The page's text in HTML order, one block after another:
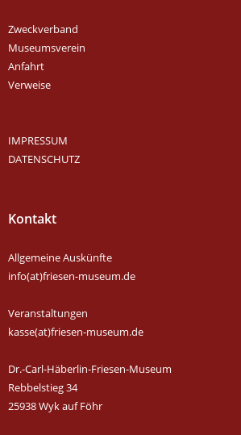
Zweckverband
Museumsverein
Anfahrt
Verweise
IMPRESSUM
DATENSCHUTZ
Kontakt
Allgemeine Auskünfte
info(at)friesen-museum.de
Veranstaltungen
kasse(at)friesen-museum.de
Dr.-Carl-Häberlin-Friesen-Museum
Rebbelstieg 34
25938 Wyk auf Föhr